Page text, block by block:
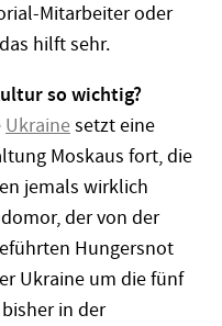
Mitarbeiter oder
hilft sehr.
so wichtig?
Ukrainesetzt eine
Moskaus fort, die
jemals wirklich
der von der
Hungersnot
Ukraine um die fünf
in der